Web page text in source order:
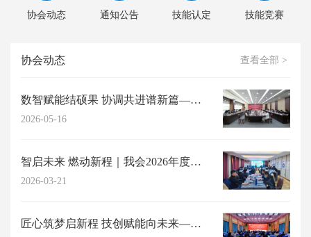
协会动态 通知公告 技能认定 技能竞赛
协会动态 查看全部 >
数智赋能结硕果 协调共进谱新篇——我会2026年度高阶能力提升研习工作坊圆满...
2026-05-16
智启未来 燃动新程｜我会2026年度高阶能力提升研习工作坊成功举办
2026-03-21
匠心筑梦启新程 技创赋能向未来——山东省职工与职业教育协会2025年年会在济...